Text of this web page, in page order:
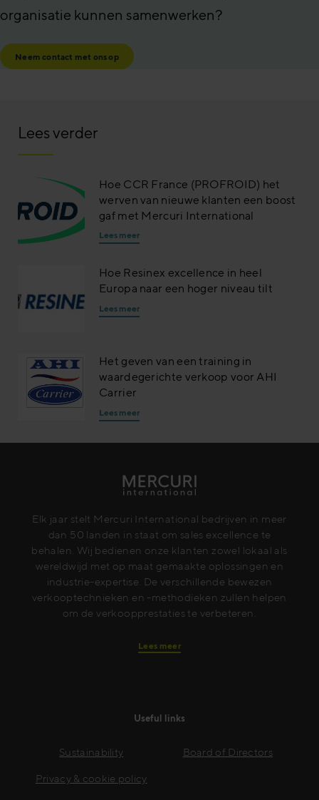
organisatie kunnen samenwerken?
Neem contact met ons op
Lees verder
Hoe CCR France (PROFROID) het
werven van nieuwe klanten een boost
gaf met Mercuri International
Lees meer
Hoe Resinex excellence in heel
Europa naar een hoger niveau tilt
Lees meer
Het geven van een training in
waardegerichte verkoop voor AHI
Carrier
Lees meer
Elk jaar stelt Mercuri International bedrijven in meer
dan 50 landen in staat om sales excellence te
behalen. Wij bedienen onze klanten zowel lokaal als
wereldwijd met op maat gemaakte oplossingen en
industrie-expertise. De verschillende bewezen
verkooptechnieken en -methodieken zullen helpen
om de verkoopprestaties te verbeteren.
Lees meer
Useful links
Sustainability
Privacy & cookie policy
Board of Directors